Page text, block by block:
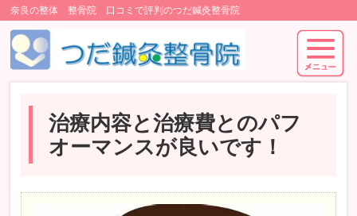
奈良の整体 整骨院 口コミで評判のつだ鍼灸整骨院
治療内容と治療費とのパフ
オーマンスが良いです！